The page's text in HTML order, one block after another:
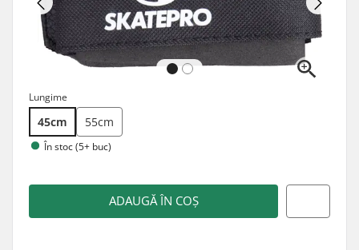
Lungime
45cm 55cm
În stoc (5+ buc)
ADAUGĂ ÎN COȘ